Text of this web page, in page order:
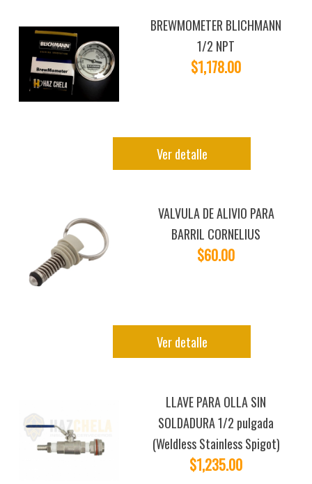
BREWMOMETER BLICHMANN
1/2 NPT
$1,178.00
Ver detalle
VALVULA DE ALIVIO PARA
BARRIL CORNELIUS
$60.00
Ver detalle
LLAVE PARA OLLA SIN
SOLDADURA 1/2 pulgada
(Weldless Stainless Spigot)
$1,235.00